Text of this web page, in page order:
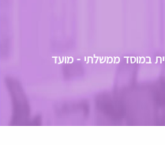
במוסד ממשלתי - מועד